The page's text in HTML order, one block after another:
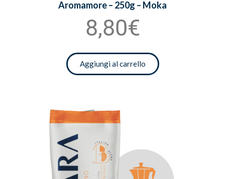
Aromamore – 250g – Moka
8,80€
Aggiungi al carrello